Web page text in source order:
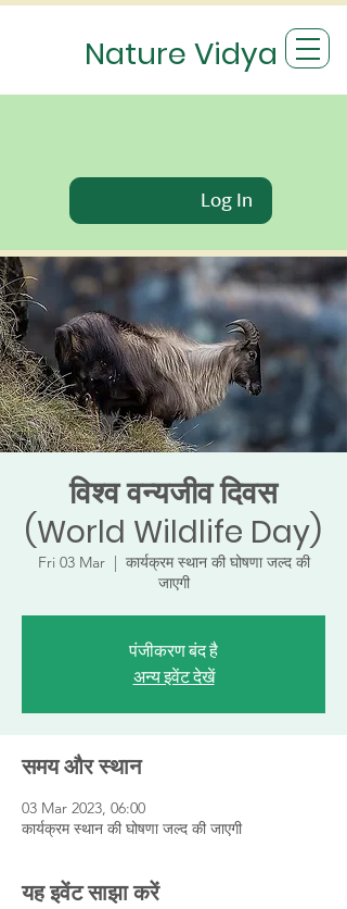
Nature Vidya
Log In
विश्व वन्यजीव दिवस
(World Wildlife Day)
Fri 03 Mar
  |
कार्यक्रम स्थान की घोषणा जल्द की
जाएगी
पंजीकरण बंद है
अन्य इवेंट देखें
समय और स्थान
03 Mar 2023, 06:00
कार्यक्रम स्थान की घोषणा जल्द की जाएगी
यह इवेंट साझा करें